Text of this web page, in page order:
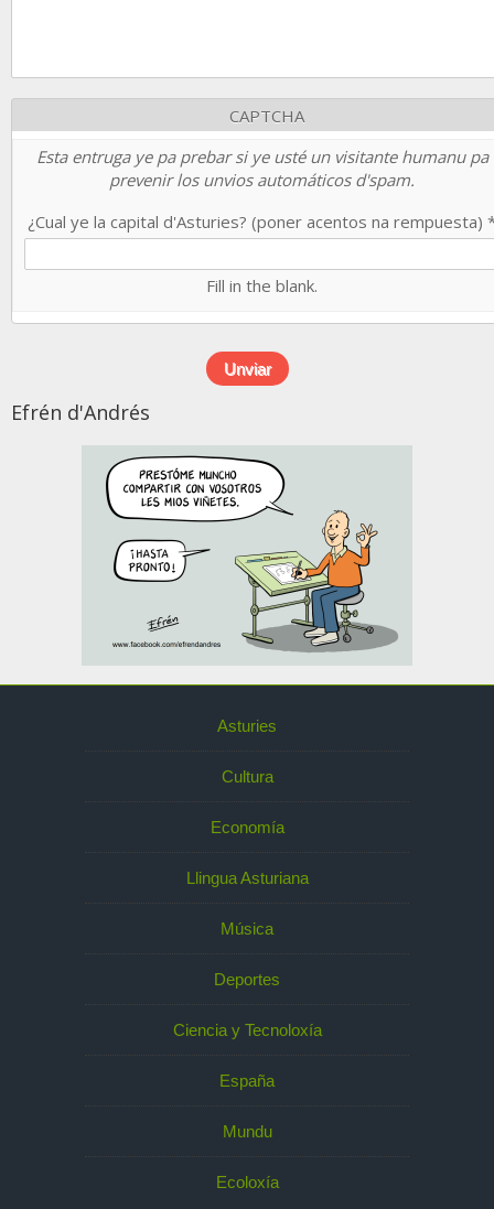
CAPTCHA
Esta entruga ye pa prebar si ye usté un visitante humanu pa
prevenir los unvios automáticos d'spam.
¿Cual ye la capital d'Asturies? (poner acentos na rempuesta)
Fill in the blank.
Efrén d'Andrés
Asturies
Cultura
Economía
Llingua Asturiana
Música
Deportes
Ciencia y Tecnoloxía
España
Mundu
Ecoloxía